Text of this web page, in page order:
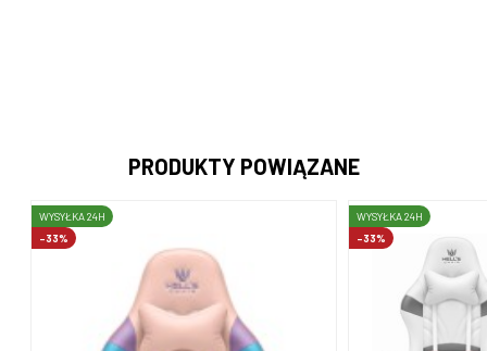
PRODUKTY POWIĄZANE
-33%
WYSYŁKA 24H
-33%
WYSYŁKA 24H